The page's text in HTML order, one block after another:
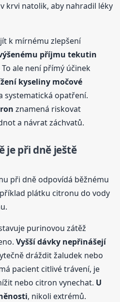
krvi natolik, aby nahradil léky
k mírnému zlepšení
příjmu tekutin
ale není přímý účinek
kyseliny močové
systematická opatření.
znamená riskovat
a návrat záchvatů.
je při dně ještě
při dně odpovídá běžnému
plátku citronu do vody
purinovou zátěž
Vyšší dávky nepřinášejí
dráždit žaludek nebo
pacient citlivé trávení, je
nebo citron vynechat. U
, nikoli extrémů.